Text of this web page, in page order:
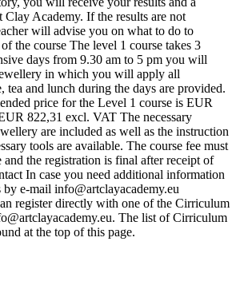
Academy. If the results are not
will advise you on what to do to
the course The level 1 course takes 3
days from 9.30 am to 5 pm you will
in which you will apply all
tea and lunch during the days are provided.
price for the Level 1 course is EUR
822,31 excl. VAT The necessary
are included as well as the instruction
tools are available. The course fee must
and the registration is final after receipt of
In case you need additional information
by e-mail info@artclayacademy.eu
register directly with one of the Cirriculum
The list of Cirriculum
at the top of this page.